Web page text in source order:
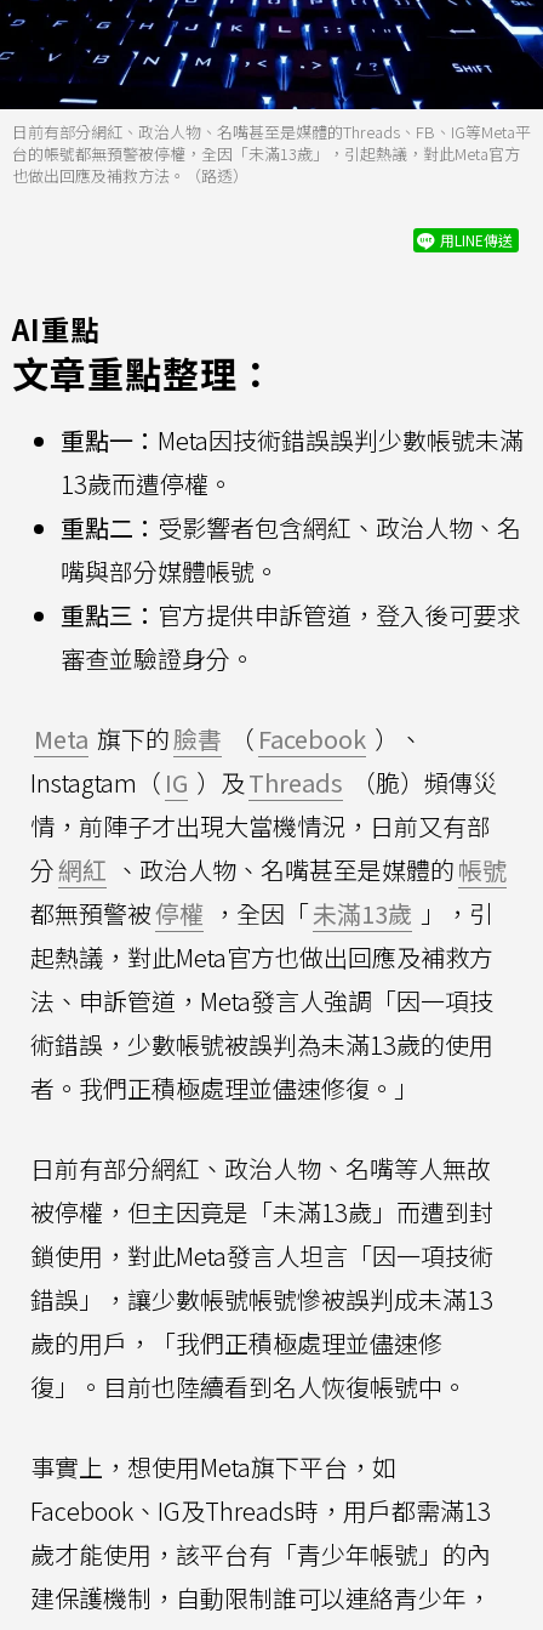
日前有部分網紅、政治人物、名嘴甚至是媒體的Threads、FB、IG等Meta平
台的帳號都無預警被停權，全因「未滿13歲」，引起熱議，對此Meta官方
也做出回應及補救方法。（路透）
用LINE傳送
AI重點
文章重點整理：
重點一： Meta因技術錯誤誤判少數帳號未滿
13歲而遭停權。
重點二： 受影響者包含網紅、政治人物、名
嘴與部分媒體帳號。
重點三： 官方提供申訴管道，登入後可要求
審查並驗證身分。
Meta 旗下的臉書 （ Facebook ）、
Instagtam（ IG ）及Threads
（脆）頻傳災
情，前陣子才出現大當機情況，日前又有部
分網紅 、政治人物、名嘴甚至是媒體的帳號
都無預警被停權 ，全因「未滿13歲 」，引
起熱議，對此Meta官方也做出回應及補救方
法、申訴管道，Meta發言人強調「因一項技
術錯誤，少數帳號被誤判為未滿13歲的使用
者。我們正積極處理並儘速修復。」
日前有部分網紅、政治人物、名嘴等人無故
被停權，但主因竟是「未滿13歲」而遭到封
鎖使用，對此Meta發言人坦言「因一項技術
錯誤」，讓少數帳號帳號慘被誤判成未滿13
歲的用戶，「我們正積極處理並儘速修
復」。目前也陸續看到名人恢復帳號中。
事實上，想使用Meta旗下平台，如
Facebook、IG及Threads時，用戶都需滿13
歲才能使用，該平台有「青少年帳號」的內
建保護機制，自動限制誰可以連絡青少年，